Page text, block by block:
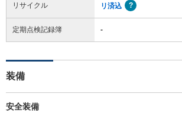
リサイクル リ済込
定期点検記録簿 -
装備
安全装備